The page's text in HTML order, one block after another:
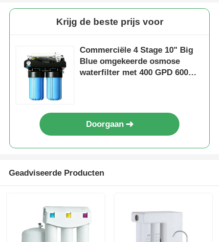
Krijg de beste prijs voor
Commerciële 4 Stage 10" Big
Blue omgekeerde osmose
waterfilter met 400 GPD 600
Doorgaan
Geadviseerde Producten